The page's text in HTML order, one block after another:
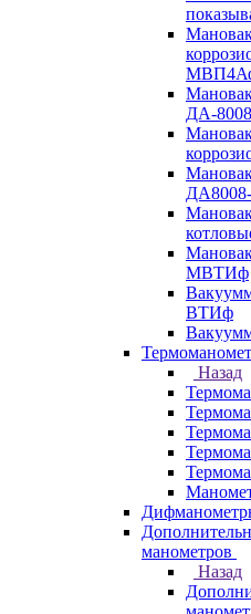
ДА-
МВТИф
ВТИф
Назад
манометров
Назад